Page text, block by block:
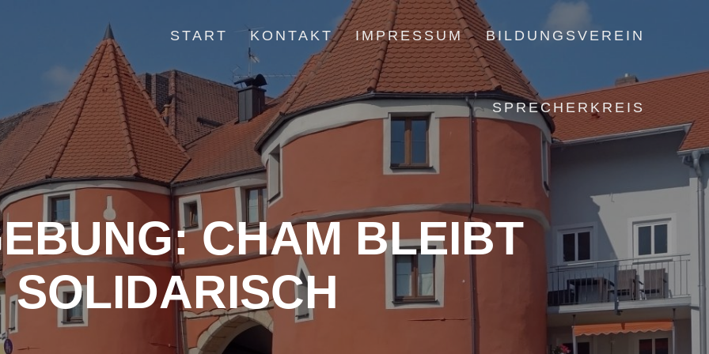
START KONTAKT IMPRESSUM BILDUNGSVEREIN
SPRECHERKREIS
CHAM BLEIBT
SOLIDARISCH